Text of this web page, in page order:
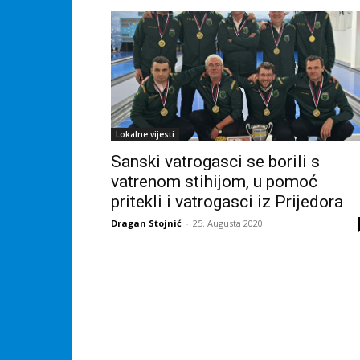
Lokalne vijesti
Sanski vatrogasci se borili s
vatrenom stihijom, u pomoć
pritekli i vatrogasci iz Prijedora
Dragan Stojnić - 25. Augusta 2020.